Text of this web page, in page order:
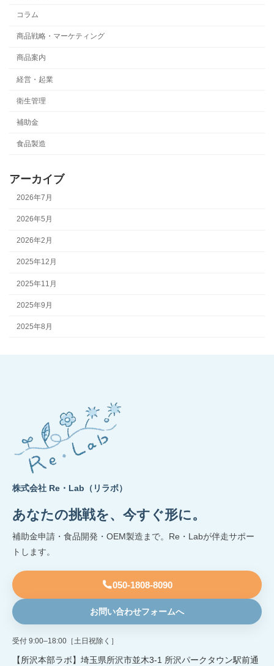
コラム
商品戦略・マーケティング
商品案内
経営・起業
衛生管理
補助金
食品製造
アーカイブ
2026年7月
2026年5月
2026年2月
2025年12月
2025年11月
2025年9月
2025年8月
株式会社 Re・Lab（リラボ）
あなたの挑戦を、今すぐ形に。
補助金申請・食品開発・OEM製造まで。Re・Labが伴走サポー
トします。
050-1808-8090
お問い合わせフォームへ
受付 9:00–18:00［土日祝除く］
【所沢本部ラボ】埼玉県所沢市並木3-1 所沢パークタウン駅前通